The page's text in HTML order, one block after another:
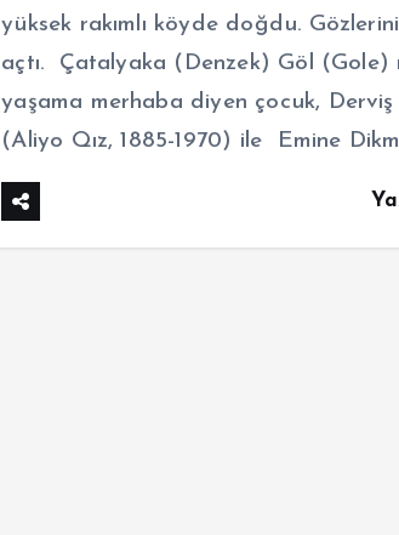
yüksek rakımlı köyde doğdu.
açtı. Çatalyaka (Denzek) Göl (Gole)
yaşama merhaba diyen çocuk, Derviş
(Aliyo Qız, 1885-1970) ile Emine